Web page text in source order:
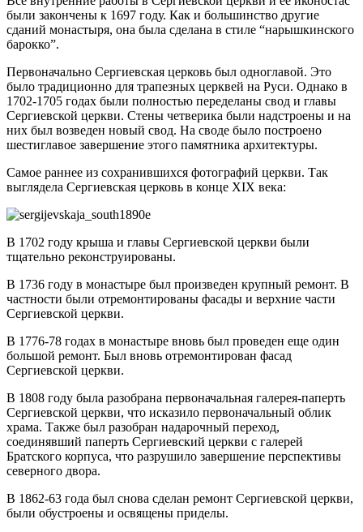
были закончены к 1697 году. Как и большинство другие
сданий монастыря, она была сделана в стиле “нарышкинского
барокко”.
Первоначально Сергиевская церковь был одноглавой. Это
было традиционно для трапезных церквей на Руси. Однако в
1702-1705 годах были полностью переделаны свод и главы
Сергиевской церкви. Стены четверика были надстроены и на
них был возведен новый свод. На своде было построено
шестиглавое завершение этого памятника архитектуры.
Самое раннее из сохранившихся фотографий церкви. Так
выглядела Сергиевская церковь в конце XIX века:
В 1702 году крыша и главы Сергиевской церкви были
тщательно реконструированы.
В 1736 году в монастыре был произведен крупный ремонт. В
частности были отремонтированы фасады и верхние части
Сергиевской церкви.
В 1776-78 годах в монастыре вновь был проведен еще один
большой ремонт. Был вновь отремонтирован фасад
Сергиевской церкви.
В 1808 году была разобрана первоначальная галерея-паперть
Сергиевской церкви, что исказило первоначальный облик
храма. Также был разобран надарочный переход,
соединявший паперть Сергиевский церкви с галерей
Братского корпуса, что разрушило завершение перспективы
северного двора.
В 1862-63 года был снова сделан ремонт Сергиевской церкви,
были обустроены и освящены приделы.